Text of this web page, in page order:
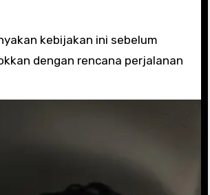
kebijakan ini sebelum
dengan rencana perjalanan